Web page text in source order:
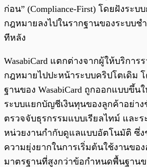
ก่อน” (Compliance-First) โดยฝังระ
กฎหมายลงไปในรากฐานของระบบช
ทีหลัง
WasabiCard แตกต่างจากผู้ให้บริการ
กฎหมายไปปะหน้าระบบคริปโตเดิม
ฐานของ WasabiCard ถูกออกแบบขึ้
ระบบแยกบัญชีเงินทุนของลูกค้าอย่าง
ตรวจจับธุรกรรมแบบเรียลไทม์ และร
หน่วยงานกำกับดูแลแบบอัตโนมัติ ซึ่
ความยุ่งยากในการเริ่มต้นใช้งานขอ
มาตรฐานที่สูงกว่าข้อกำหนดพื้นฐาน